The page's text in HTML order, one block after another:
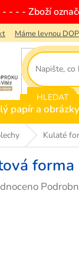
- - - Zboží
Máme levnou
HLEDAT
papír a obrázky
Kulaté